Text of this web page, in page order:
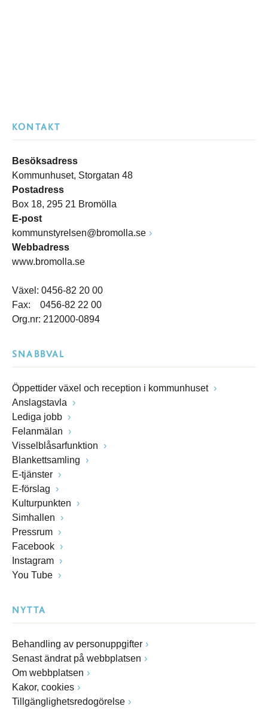
KONTAKT
Besöksadress
Kommunhuset, Storgatan 48
Postadress
Box 18, 295 21 Bromölla
E-post
kommunstyrelsen@bromolla.se
Webbadress
www.bromolla.se
Växel: 0456-82 20 00
Fax: 0456-82 22 00
Org.nr: 212000-0894
SNABBVAL
Öppettider växel och reception i kommunhuset
Anslagstavla
Lediga jobb
Felanmälan
Visselblåsarfunktion
Blankettsamling
E-tjänster
E-förslag
Kulturpunkten
Simhallen
Pressrum
Facebook
Instagram
You Tube
NYTTA
Behandling av personuppgifter
Senast ändrat på webbplatsen
Om webbplatsen
Kakor, cookies
Tillgänglighetsredogörelse